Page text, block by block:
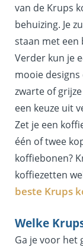
van de Krups
behuizing. Je
staan met een
Verder kun je
mooie
zwarte of
een keuze uit
Zet je een
één of twee
koffiebonen?
koffiezetten
beste Krups
Welke
Ga je voor het